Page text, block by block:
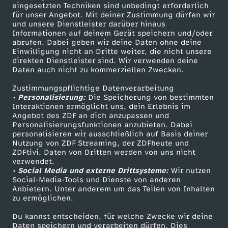
eingesetzten Techniken sind unbedingt erforderlich
für unser Angebot. Mit deiner Zustimmung dürfen wir
und unsere Dienstleister darüber hinaus
Informationen auf deinem Gerät speichern und/oder
abrufen. Dabei geben wir deine Daten ohne deine
Einwilligung nicht an Dritte weiter, die nicht unsere
direkten Dienstleister sind. Wir verwenden deine
Daten auch nicht zu kommerziellen Zwecken.
Zustimmungspflichtige Datenverarbeitung
• Personalisierung:Die Speicherung von bestimmten
Interaktionen ermöglicht uns, dein Erlebnis im
Angebot des ZDF an dich anzupassen und
Personalisierungsfunktionen anzubieten. Dabei
personalisieren wir ausschließlich auf Basis deiner
Nutzung von ZDF Streaming, der ZDFheute und
ZDFtivi. Daten von Dritten werden von uns nicht
verwendet.
• Social Media und externe Drittsysteme:Wir nutzen
Social-Media-Tools und Dienste von anderen
Anbietern. Unter anderem um das Teilen von Inhalten
zu ermöglichen.
Du kannst entscheiden, für welche Zwecke wir deine
Daten speichern und verarbeiten dürfen. Dies
i
n
S
i
c
h
t
!
K
i
m
m
i
c
h
p
-
m
i
t
T
o
m
m
n
a
t
i
o
n
d
e
r
e
u
t
s
c
h
e
W
M
s
h
e
d
?
Mehr ZDF
ZDF-Apps
Smart TV
ZDFtext
Livestreams
Sendungen A-Z
TV-Programm
Service
ZDFmitreden
Kontakt zum ZDF
Tickets
Zuschauerservice
Hilfe
ZDF Unternehmen
Karriere
ZDF goes Schule